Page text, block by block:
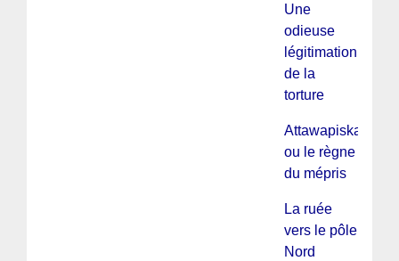
Une
odieuse
légitimation
de la
torture
Attawapiskat
ou le règne
du mépris
La ruée
vers le pôle
Nord